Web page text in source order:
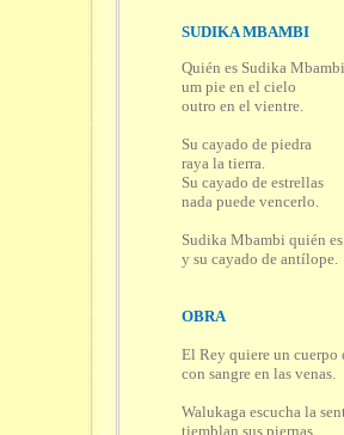
SUDIKA MBAMBI
Quién es Sudika
um pie en el cielo
outro en el vientre.
Su cayado de piedra
raya la tierra.
Su cayado de estrellas
nada puede vencerlo.
Sudika Mbambi quién es
y su cayado de antílope.
OBRA
El Rey quiere un cuerpo
con sangre en las venas.
Walukaga escucha la
tiemblan sus piernas.